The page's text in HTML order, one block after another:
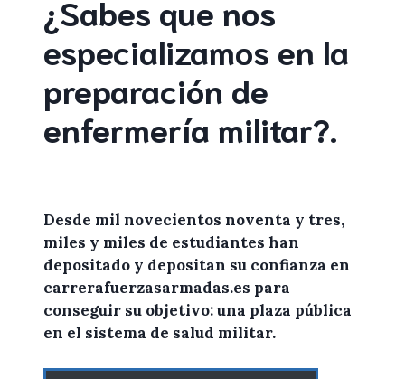
¿Sabes que nos
especializamos en la
preparación de
enfermería militar?.
Desde mil novecientos noventa y tres,
miles y miles de estudiantes han
depositado y depositan su confianza en
carrerafuerzasarmadas.es para
conseguir su objetivo: una plaza pública
en el sistema de salud militar.